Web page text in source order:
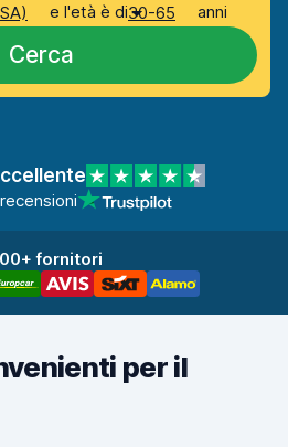
e l'età è di30-65 anni
Cerca
fornitori
per il